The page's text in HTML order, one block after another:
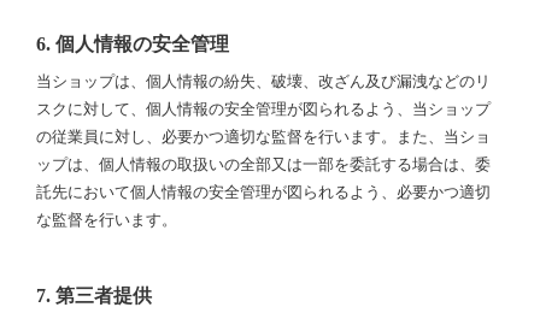
6. 個人情報の安全管理
当ショップは、個人情報の紛失、破壊、改ざん及び漏洩などのリ
スクに対して、個人情報の安全管理が図られるよう、当ショップ
の従業員に対し、必要かつ適切な監督を行います。また、当ショ
ップは、個人情報の取扱いの全部又は一部を委託する場合は、委
託先において個人情報の安全管理が図られるよう、必要かつ適切
な監督を行います。
7. 第三者提供